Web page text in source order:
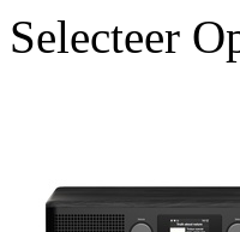
Selecteer